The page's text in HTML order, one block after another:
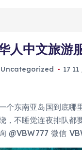
人中文旅游
Uncategorized
17
个东南亚岛国到底哪
，不睡觉连夜排队都
@VBW777 微信